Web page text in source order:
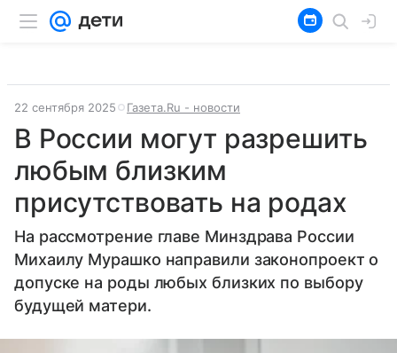
22 сентября 2025 Газета.Ru - новости
В России могут разрешить
любым близким
присутствовать на родах
На рассмотрение главе Минздрава России
Михаилу Мурашко направили законопроект о
допуске на роды любых близких по выбору
будущей матери.